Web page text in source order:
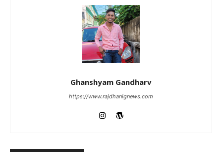
Ghanshyam Gandharv
https://www.rajdhanignews.com